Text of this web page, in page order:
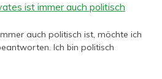
ist immer auch politisch
auch politisch ist, möchte ich
Ich bin politisch